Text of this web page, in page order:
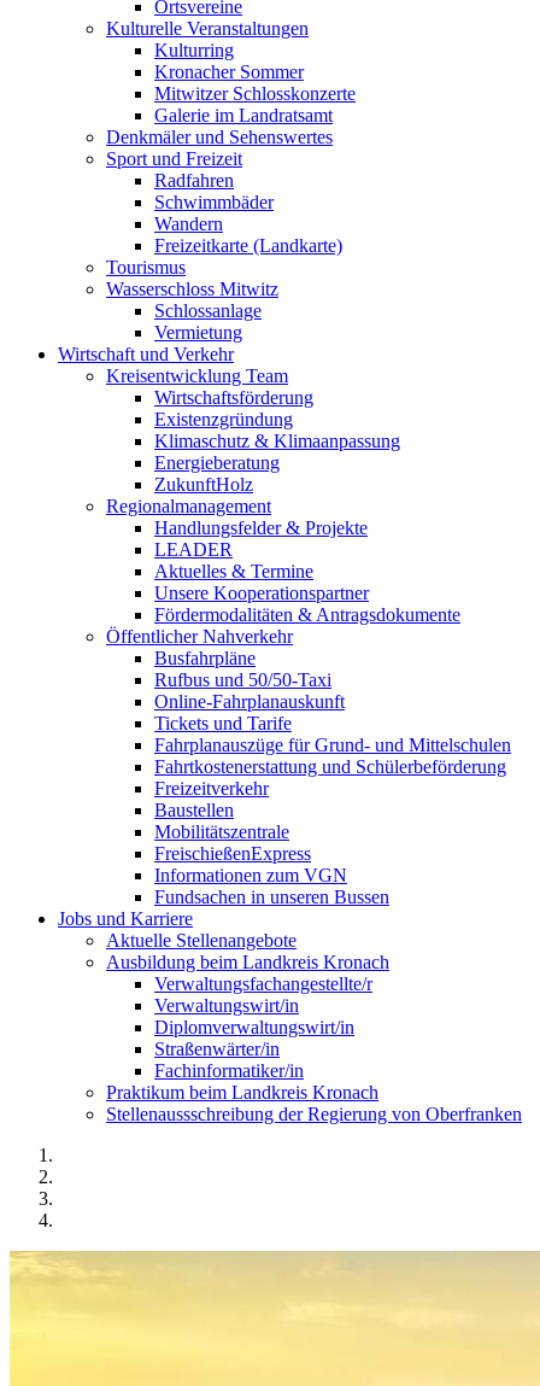
Ortsvereine
Kulturelle Veranstaltungen
Kulturring
Kronacher Sommer
Mitwitzer Schlosskonzerte
Galerie im Landratsamt
Denkmäler und Sehenswertes
Sport und Freizeit
Radfahren
Schwimmbäder
Wandern
Freizeitkarte (Landkarte)
Tourismus
Wasserschloss Mitwitz
Schlossanlage
Vermietung
Wirtschaft und Verkehr
Kreisentwicklung Team
Wirtschaftsförderung
Existenzgründung
Klimaschutz & Klimaanpassung
Energieberatung
ZukunftHolz
Regionalmanagement
Handlungsfelder & Projekte
LEADER
Aktuelles & Termine
Unsere Kooperationspartner
Fördermodalitäten & Antragsdokumente
Öffentlicher Nahverkehr
Busfahrpläne
Rufbus und 50/50-Taxi
Online-Fahrplanauskunft
Tickets und Tarife
Fahrplanauszüge für Grund- und Mittelschulen
Fahrtkostenerstattung und Schülerbeförderung
Freizeitverkehr
Baustellen
Mobilitätszentrale
FreischießenExpress
Informationen zum VGN
Fundsachen in unseren Bussen
Jobs und Karriere
Aktuelle Stellenangebote
Ausbildung beim Landkreis Kronach
Verwaltungsfachangestellte/r
Verwaltungswirt/in
Diplomverwaltungswirt/in
Straßenwärter/in
Fachinformatiker/in
Praktikum beim Landkreis Kronach
Stellenaussschreibung der Regierung von Oberfranken